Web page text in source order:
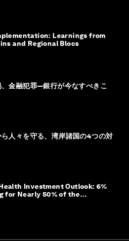
Learnings from
and Regional Blocs
、金融犯罪―銀行が今なすべきこ
人々を守る、湾岸諸国の4つの対
Health Investment Outlook: 6%
for Nearly 50% of the